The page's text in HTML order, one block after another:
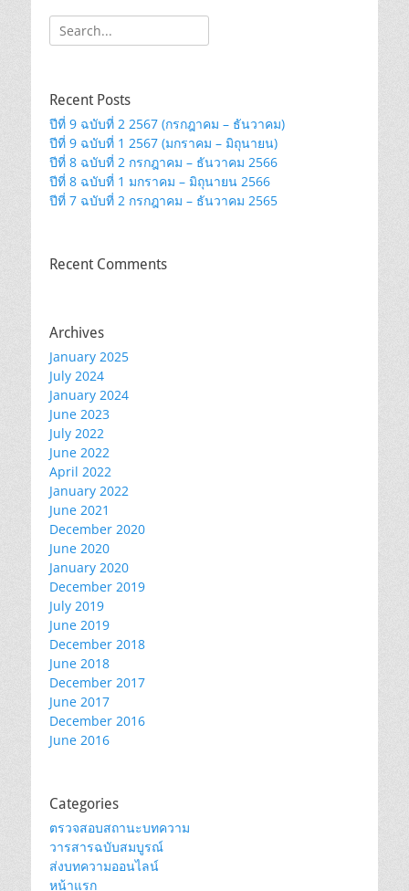
Search
for:
Recent Posts
ปีที่ 9 ฉบับที่ 2 2567 (กรกฎาคม – ธันวาคม)
ปีที่ 9 ฉบับที่ 1 2567 (มกราคม – มิถุนายน)
ปีที่ 8 ฉบับที่ 2 กรกฎาคม – ธันวาคม 2566
ปีที่ 8 ฉบับที่ 1 มกราคม – มิถุนายน 2566
ปีที่ 7 ฉบับที่ 2 กรกฎาคม – ธันวาคม 2565
Recent Comments
Archives
January 2025
July 2024
January 2024
June 2023
July 2022
June 2022
April 2022
January 2022
June 2021
December 2020
June 2020
January 2020
December 2019
July 2019
June 2019
December 2018
June 2018
December 2017
June 2017
December 2016
June 2016
Categories
ตรวจสอบสถานะบทความ
วารสารฉบับสมบูรณ์
ส่งบทความออนไลน์
หน้าแรก